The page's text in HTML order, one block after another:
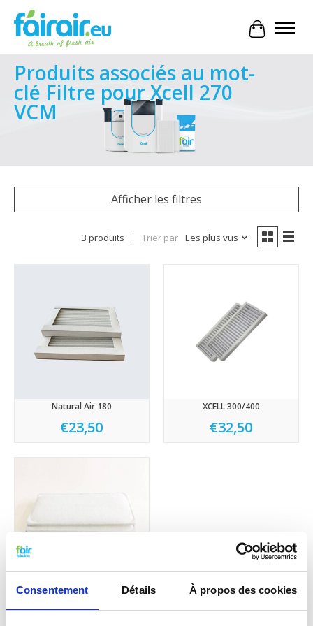
Consentement Détails À propos des cookies
Panier
Produits associés au mot-
clé Filtre pour Xcell 270
VCM
Afficher les filtres
3 produits Trier par Les plus vus
Natural Air 180
€23,50
XCELL 300/400
€32,50